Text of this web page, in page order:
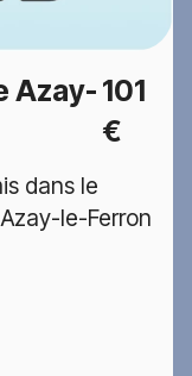
Azay- 101
€
dans le
le-Ferron